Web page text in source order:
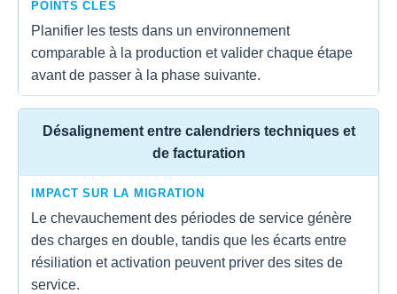
POINTS CLÉS
Planifier les tests dans un environnement
comparable à la production et valider chaque étape
avant de passer à la phase suivante.
Désalignement entre calendriers techniques et
de facturation
IMPACT SUR LA MIGRATION
Le chevauchement des périodes de service génère
des charges en double, tandis que les écarts entre
résiliation et activation peuvent priver des sites de
service.